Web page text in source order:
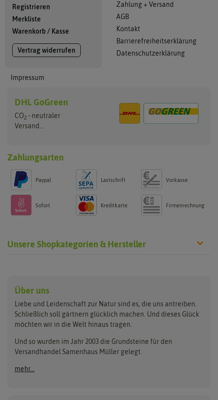
Registrieren
Merkliste
Warenkorb/ Kasse
Vertrag widerrufen
Impressum
Zahlung + Versand
AGB
Kontakt
Barrierefreiheitserklärung
Datenschutzerklärung
DHL GoGreen
CO2 - neutraler
Versand...
Zahlungsarten
Paypal Lastschrift Vorkasse
Sofort Kreditkarte Firmenrechnung
Unsere Shopkategorien & Hersteller
Anzuchtschalen
Beleuchtung
Erdbeertürme
Folien, Vliese und Netze
Gartengeräte
Nützlinge & Nisthilfen
Keimsprossen
Saatgut für Werbezwecke
Samen-Sets
Gemüsesamen
Benary
Buzzy Seeds
Clever Pots
Dürr-Samen
FLORTUS
Greenline
Grüne Oase
Über uns
Liebe und Leidenschaft zur Natur sind es, die uns antreiben.
Schließlich soll gärtnern glücklich machen. Und dieses Glück
möchten wir in die Welt hinaus tragen.
Und so wurden im Jahr 2003 die Grundsteine für den
Versandhandel Samenhaus Müller gelegt.
mehr...